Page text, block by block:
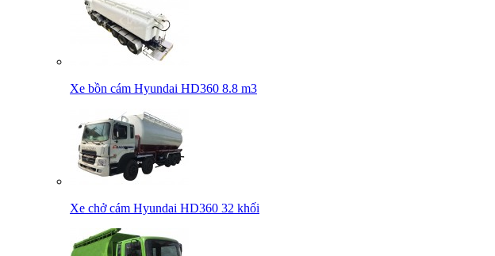
Xe bồn cám Hyundai HD360 8.8 m3
Xe chở cám Hyundai HD360 32 khối